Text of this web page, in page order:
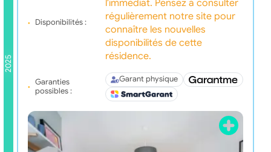
2025
Disponibilités :
l'immédiat. Pensez à consulter
régulièrement notre site pour
connaître les nouvelles
disponibilités de cette
résidence.
Garanties
possibles :
Garant physique